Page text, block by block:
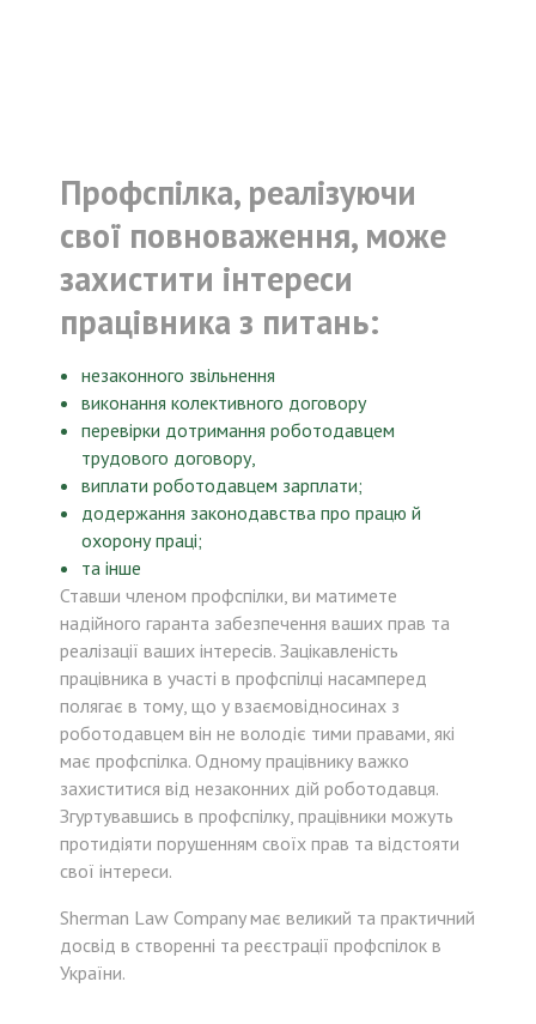
Профспілка, реалізуючи
свої повноваження, може
захистити інтереси
працівника з питань:
незаконного звільнення
виконання колективного договору
перевірки дотримання роботодавцем
трудового договору,
виплати роботодавцем зарплати;
додержання законодавства про працю й
охорону праці;
та інше
Ставши членом профспілки, ви матимете
надійного гаранта забезпечення ваших прав та
реалізації ваших інтересів. Зацікавленість
працівника в участі в профспілці насамперед
полягає в тому, що у взаємовідносинах з
роботодавцем він не володіє тими правами, які
має профспілка. Одному працівнику важко
захиститися від незаконних дій роботодавця.
Згуртувавшись в профспілку, працівники можуть
протидіяти порушенням своїх прав та відстояти
свої інтереси.
Sherman Law Company має великий та практичний
досвід в створенні та реєстрації профспілок в
України.